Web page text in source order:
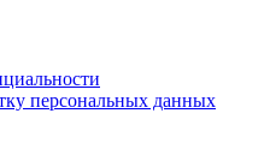
персональных данных